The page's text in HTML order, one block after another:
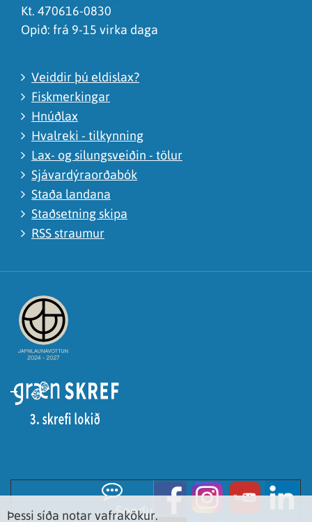
Kt. 470616-0830
Opið: frá 9-15 virka daga
Veiddir þú eldislax?
Fiskmerkingar
Hnúðlax
Hvalreki - tilkynning
Lax- og silungsveiðin - tölur
Sjávardýraorðabók
Staða landana
Staðsetning skipa
RSS straumur
Sendu
Þessi síða notar vafrakökur.